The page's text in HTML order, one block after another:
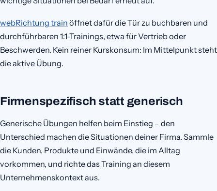
webRichtung train öffnet dafür die Tür zu buchbaren und
durchführbaren 1:1-Trainings, etwa für Vertrieb oder
Beschwerden. Kein reiner Kurskonsum: Im Mittelpunkt steht
die aktive Übung.
Firmenspezifisch statt generisch
Generische Übungen helfen beim Einstieg – den
Unterschied machen die Situationen deiner Firma. Sammle
die Kunden, Produkte und Einwände, die im Alltag
vorkommen, und richte das Training an diesem
Unternehmenskontext aus.